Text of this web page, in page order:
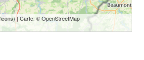
icons) | Carte: ©OpenStreetMap